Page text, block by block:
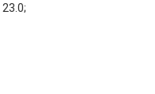
23.0;